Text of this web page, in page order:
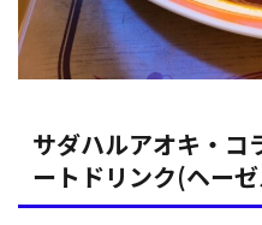
サダハルアオキ・コ
ートドリンク(ヘー